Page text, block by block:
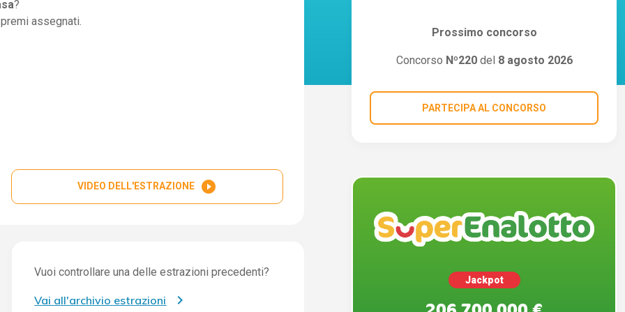
?
assegnati.
VIDEO DELL'ESTRAZIONE play_circle_filled
Vuoi controllare una delle estrazioni precedenti?
Vai all'archivio estrazioni
Prossimo concorso
Concorso Nº220del 8 agosto 2026
PARTECIPA AL CONCORSO
Jackpot